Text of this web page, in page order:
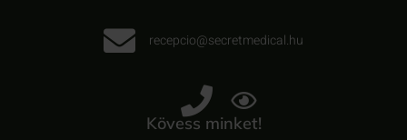
recepcio@secretmedical.hu
Kövess minket!